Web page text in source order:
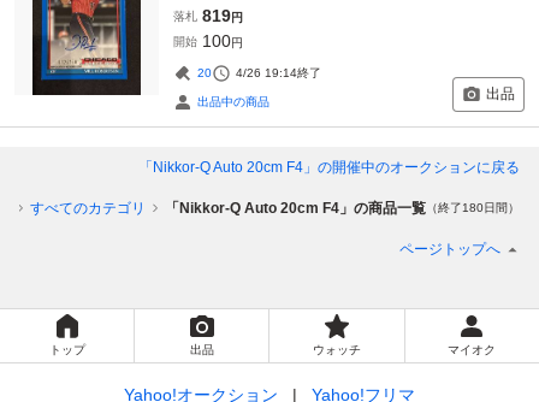
落札 819円
開始 100円
20 4/26 19:14終了
出品中の商品 出品
「Nikkor-Q Auto 20cm F4」 の開催中のオークションに戻る
すべてのカテゴリ 「Nikkor-Q Auto 20cm F4」の商品一覧 （終了180日間）
ページトップへ
トップ 出品 ウォッチ マイオク
Yahoo!オークション Yahoo!フリマ